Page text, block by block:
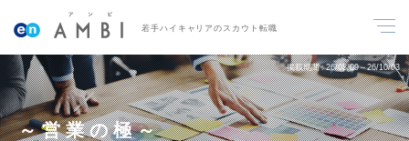
若手ハイキャリアのスカウト転職
掲載期間 26/08/09～26/10/03
～営業の極～